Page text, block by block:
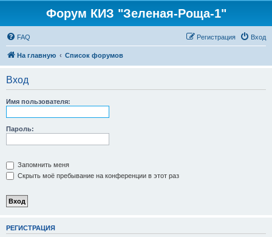
Форум КИЗ "Зеленая-Роща-1"
FAQ Вход
Регистрация
На главную Список форумов
Вход
Имя пользователя:
Пароль:
Запомнить меня
Скрыть моё пребывание на конференции в этот раз
РЕГИСТРАЦИЯ